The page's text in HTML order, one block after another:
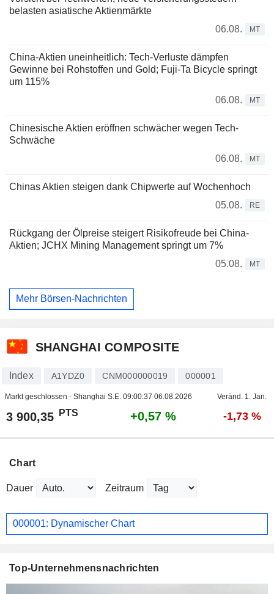
belasten asiatische Aktienmärkte
06.08.
MT
China-Aktien uneinheitlich: Tech-Verluste dämpfen
Gewinne bei Rohstoffen und Gold; Fuji-Ta Bicycle springt
um 115%
06.08.
MT
Chinesische Aktien eröffnen schwächer wegen Tech-
Schwäche
06.08.
MT
Chinas Aktien steigen dank Chipwerte auf Wochenhoch
05.08.
RE
Rückgang der Ölpreise steigert Risikofreude bei China-
Aktien; JCHX Mining Management springt um 7%
05.08.
MT
Mehr Börsen-Nachrichten
SHANGHAI COMPOSITE
Index A1YDZ0 CNM000000019 000001
Markt geschlossen - Shanghai S.E. 09:00:37 06.08.2026 Veränd. 1. Jan.
3 900,35 PTS +0,57 % -1,73 %
Chart
Dauer Zeitraum
000001: Dynamischer Chart
Top-Unternehmensnachrichten